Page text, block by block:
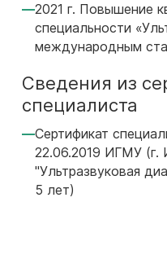
2021 г. Повышение
специальности
международным
Сведения из
специалиста
Сертификат
22.06.2019 ИГМУ (г.
"Ультразвуковая
5 лет)